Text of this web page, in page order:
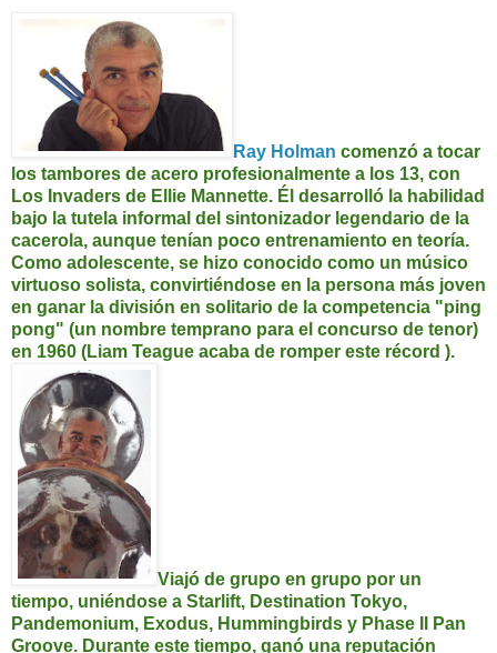
Ray Holman comenzó a tocar
los tambores de acero profesionalmente a los 13, con
Los Invaders de Ellie Mannette. Él desarrolló la habilidad
bajo la tutela informal del sintonizador legendario de la
cacerola, aunque tenían poco entrenamiento en teoría.
Como adolescente, se hizo conocido como un músico
virtuoso solista, convirtiéndose en la persona más joven
en ganar la división en solitario de la competencia "ping
pong" (un nombre temprano para el concurso de tenor)
en 1960 (Liam Teague acaba de romper este récord ).
Viajó de grupo en grupo por un
tiempo, uniéndose a Starlift, Destination Tokyo,
Pandemonium, Exodus, Hummingbirds y Phase II Pan
Groove. Durante este tiempo, ganó una reputación